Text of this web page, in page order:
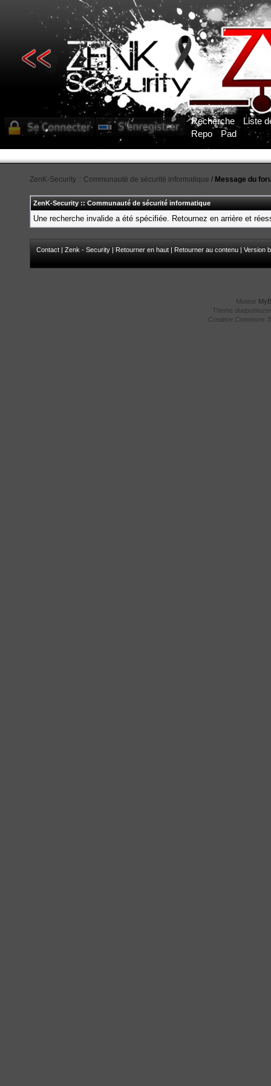
Recherche
Liste
Repo
Pad
ZenK-Security :: Communauté de sécurité informatique / Message du
ZenK-Security :: Communauté de sécurité informatique
Une recherche invalide a été spécifiée. Retournez en arrière et
Contact | Zenk - Security | Retourner en haut | Retourner au contenu | Version
Moteur
Theme
Creative Commons